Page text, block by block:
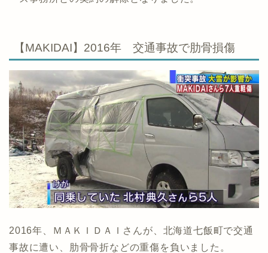
【MAKIDAI】2016年 交通事故で肋骨損傷
2016年、ＭＡＫＩＤＡＩさんが、北海道七飯町で交通
事故に遭い、肋骨骨折などの重傷を負いました。